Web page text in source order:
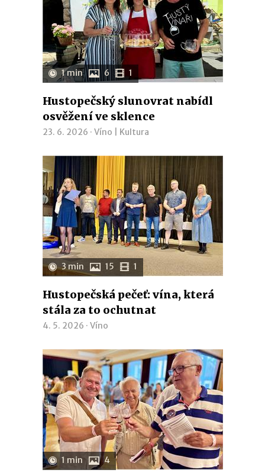
1 min 6 1
Hustopečský slunovrat nabídl
osvěžení ve sklence
23. 6. 2026 · Víno Kultura
3 min 15 1
Hustopečská pečeť: vína, která
stála za to ochutnat
4. 5. 2026 · Víno
1 min 4